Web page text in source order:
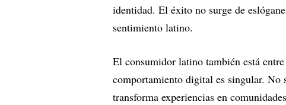
identidad. El éxito no surge de
sentimiento latino.
El consumidor latino también está
comportamiento digital es singular.
transforma experiencias en